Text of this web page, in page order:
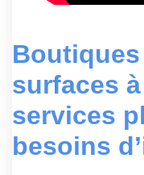
surfaces
services
besoins